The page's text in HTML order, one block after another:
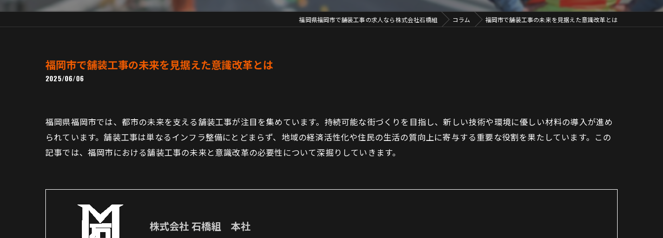
福岡県福岡市で舗装工事の求人なら株式会社石橋組 コラム 福岡市で舗装工事の未来を見据えた意識改革とは
福岡市で舗装工事の未来を見据えた意識改革とは
2025/06/06
福岡県福岡市では、都市の未来を支える舗装工事が注目を集めています。持続可能な街づくりを目指し、新しい技術や環境に優しい材料の導入が進め
られています。舗装工事は単なるインフラ整備にとどまらず、地域の経済活性化や住民の生活の質向上に寄与する重要な役割を果たしています。この
記事では、福岡市における舗装工事の未来と意識改革の必要性について深掘りしていきます。
株式会社 石橋組 本社